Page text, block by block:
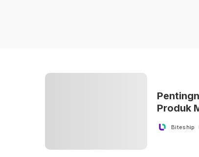
Produk
PostedBiteship